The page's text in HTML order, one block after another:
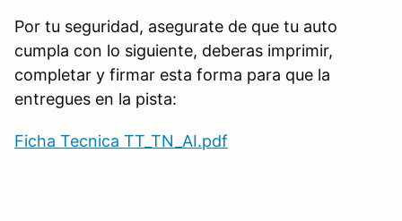
Por tu seguridad, asegurate de que tu auto
cumpla con lo siguiente, deberas imprimir,
completar y firmar esta forma para que la
entregues en la pista:
Ficha Tecnica TT_TN_AI.pdf